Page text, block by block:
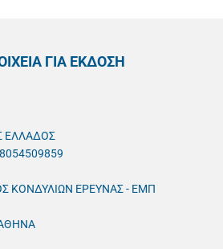
ΓΙΑ ΕΚΔΟΣΗ
ΕΛΛΑΔΟΣ
ΚΟΝΔΥΛΙΩΝ ΕΡΕΥΝΑΣ - ΕΜΠ